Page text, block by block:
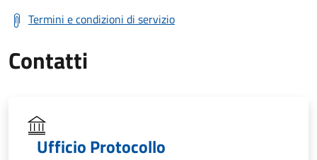
Termini e condizioni di servizio
Contatti
Ufficio Protocollo